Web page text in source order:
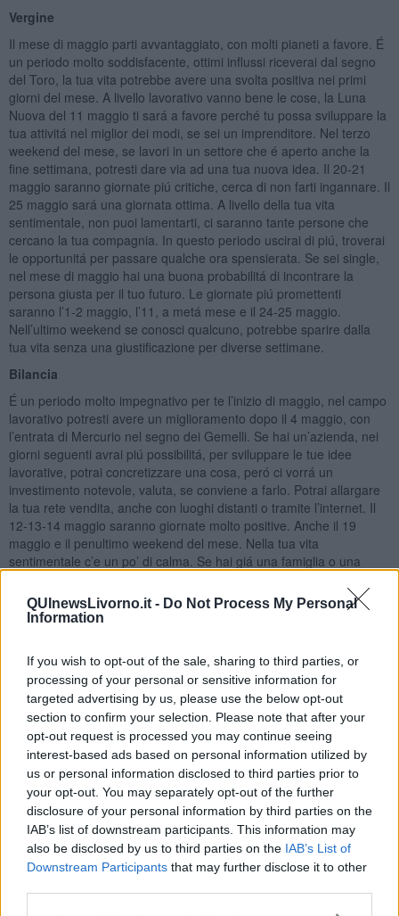
QUInewsLivorno.it - Do Not Process My Personal
Information
If you wish to opt-out of the sale, sharing to third parties, or
processing of your personal or sensitive information for
targeted advertising by us, please use the below opt-out
section to confirm your selection. Please note that after your
opt-out request is processed you may continue seeing
interest-based ads based on personal information utilized by
us or personal information disclosed to third parties prior to
your opt-out. You may separately opt-out of the further
disclosure of your personal information by third parties on the
IAB’s list of downstream participants. This information may
also be disclosed by us to third parties on the IAB’s List of
Downstream Participants that may further disclose it to other
Vergine
Il mese di maggio parti avvantaggiato, con molti pianeti a favore. É
un periodo molto soddisfacente, ottimi influssi riceverai dal segno
del Toro, la tua vita potrebbe avere una svolta positiva nei primi
giorni del mese. A livello lavorativo vanno bene le cose, la Luna
Nuova del 11 maggio ti sará a favore perché tu possa sviluppare la
tua attivitá nel miglior dei modi, se sei un imprenditore. Nel terzo
weekend del mese, se lavori in un settore che é aperto anche la
fine settimana, potresti dare via ad una tua nuova idea. Il 20-21
maggio saranno giornate piú critiche, cerca di non farti ingannare. Il
25 maggio sará una giornata ottima. A livello della tua vita
sentimentale, non puoi lamentarti, ci saranno tante persone che
cercano la tua compagnia. In questo periodo uscirai di piú, troverai
le opportunitá per passare qualche ora spensierata. Se sei single,
nel mese di maggio hai una buona probabilitá di incontrare la
persona giusta per il tuo futuro. Le giornate piú promettenti
saranno l’1-2 maggio, l’11, a metá mese e il 24-25 maggio.
Nell’ultimo weekend se conosci qualcuno, potrebbe sparire dalla
tua vita senza una giustificazione per diverse settimane.
Bilancia
É un periodo molto impegnativo per te l’inizio di maggio, nel campo
lavorativo potresti avere un miglioramento dopo il 4 maggio, con
l’entrata di Mercurio nel segno dei Gemelli. Se hai un’azienda, nei
giorni seguenti avrai piú possibilitá, per sviluppare le tue idee
lavorative, potrai concretizzare una cosa, peró ci vorrá un
investimento notevole, valuta, se conviene a farlo. Potrai allargare
la tua rete vendita, anche con luoghi distanti o tramite l’internet. Il
12-13-14 maggio saranno giornate molto positive. Anche il 19
maggio e il penultimo weekend del mese. Nella tua vita
sentimentale c’e un po’ di calma. Se hai giá una famiglia o una
potrá essere una piccola discussione per un frainteso. Se sei
single, e vorresti conoscere una persona per un’eventuale
futuro. Il 3-4 maggio avrai chance per conoscere qualcuno, il 12-13
maggio anche. Il 22-23 maggio la Luna sará nel tuo segno,
saranno le giornate migliori in assoluto per nuove conoscenze,
anche se un po’ di probabilitá l’avrai anche il 26-27 maggio.
Scorpione
Maggio sará il mese vincente per te da piú punto di vista. Oltre
Nettuno, che é giá da tanto tempo in buon aspetto, da pochi giorni
anche Marte é arrivato in ottimo aspetto e sará per tutto il mese di
maggio. Perfino Giove cambiando il segno il 13 maggio, ti dará
influssi positivi, specialmente se sei nativo di fine ottobre. A livello
lavorativo dovrebbe andare tutto bene, subito all’inizio del mese,
11 maggio potresti avere qualche nuova conoscenza, che potrebbe